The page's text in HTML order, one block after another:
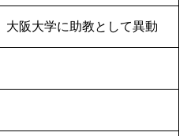
大阪大学に助教として異動